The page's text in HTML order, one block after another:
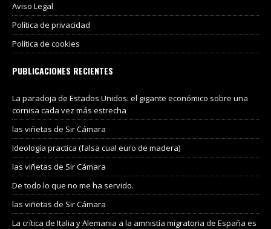
Aviso Legal
Política de privacidad
Política de cookies
PUBLICACIONES RECIENTES
La paradoja de Estados Unidos: el gigante económico sobre una
cornisa cada vez más estrecha
las viñetas de Sir Cámara
Ideología practica (falsa cual euro de madera)
las viñetas de Sir Cámara
De todo lo que no me ha servido.
las viñetas de Sir Cámara
La crítica de Italia y Alemania a la amnistía migratoria de España es